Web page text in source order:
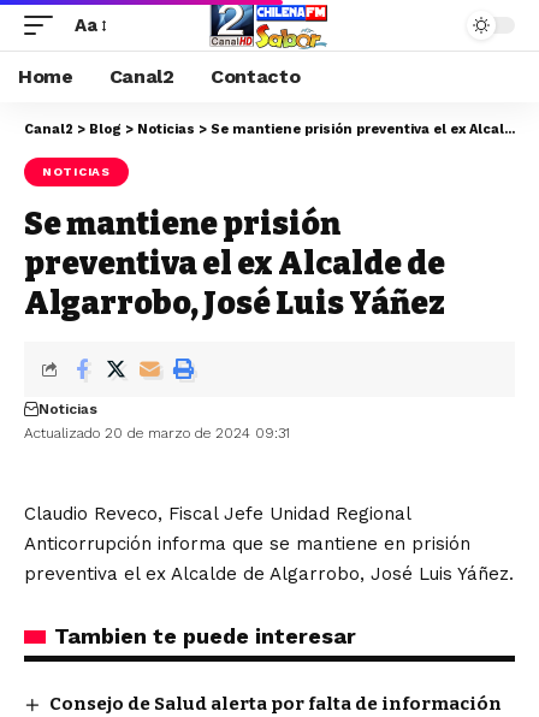
Aa
Home Canal2 Contacto
Canal2 > Blog > Noticias > Se mantiene prisión preventiva el ex Alcalde de Algarrobo, José Luis Yáñez
NOTICIAS
Se mantiene prisión
preventiva el ex Alcalde de
Algarrobo, José Luis Yáñez
Actualizado 20 de marzo de 2024 09:31
Noticias
Claudio Reveco, Fiscal Jefe Unidad Regional
Anticorrupción informa que se mantiene en prisión
preventiva el ex Alcalde de Algarrobo, José Luis Yáñez.
Tambien te puede interesar
Consejo de Salud alerta por falta de información